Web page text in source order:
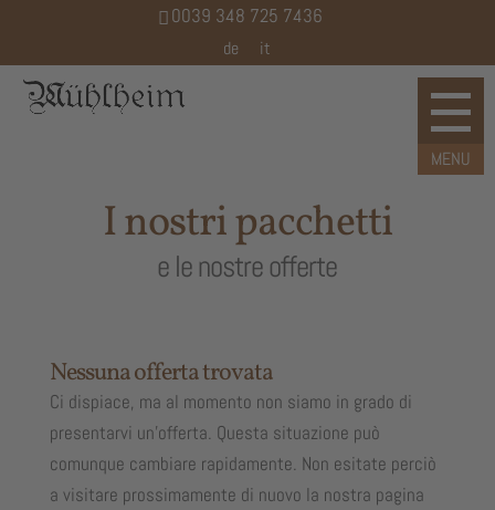
0039 348 725 7436
de it
I nostri pacchetti
e le nostre offerte
Nessuna offerta trovata
Ci dispiace, ma al momento non siamo in grado di
presentarvi un’offerta. Questa situazione può
comunque cambiare rapidamente. Non esitate perciò
a visitare prossimamente di nuovo la nostra pagina